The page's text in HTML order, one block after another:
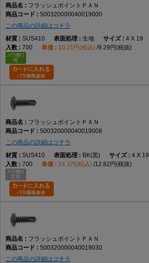
フラッシュポイントＰＡＮ
500320000040019000
この商品の詳細はコチラ
SUS410
生地 4 X 19
700
10.21円(税込) 9.29円(税抜)
フラッシュポイントＰＡＮ
500320000040019008
この商品の詳細はコチラ
SUS410
BK(黒) 4 X 19
700
14.1円(税込) 12.82円(税抜)
フラッシュポイントＰＡＮ
500320000040019030
この商品の詳細はコチラ